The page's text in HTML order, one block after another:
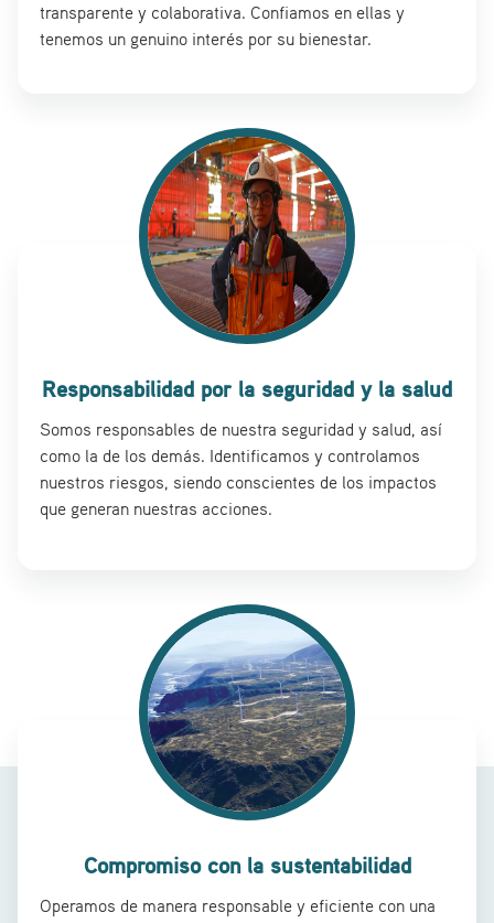
transparente y colaborativa. Confiamos en ellas y
tenemos un genuino interés por su bienestar.
Responsabilidad por la seguridad y la salud
Somos responsables de nuestra seguridad y salud, así
como la de los demás. Identificamos y controlamos
nuestros riesgos, siendo conscientes de los impactos
que generan nuestras acciones.
Compromiso con la sustentabilidad
Operamos de manera responsable y eficiente con una